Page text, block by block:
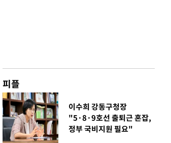
피플
이수희 강동구청장
"5·8·9호선 출퇴근 혼잡,
정부 국비지원 필요"